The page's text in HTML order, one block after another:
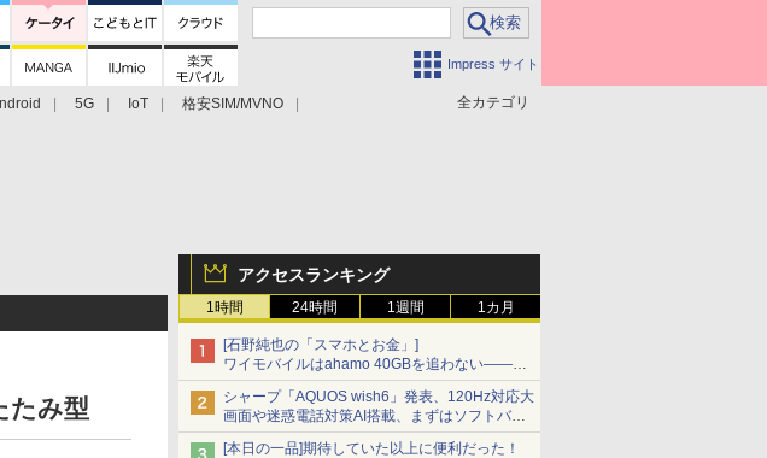
Impress サイト
全カテゴリ
5G IoT
格安SIM/MVNO
アクセスランキング
1時間 24時間 1週間 1カ月
[石野純也の「スマホとお金」]
ワイモバイルはahamo 40GBを追わない――単
身向け「超おトク割」の安さと1年限定の注意
点
シャープ「AQUOS wish6」発表、120Hz対応大
画面や迷惑電話対策AI搭載、まずはソフトバン
クの法人向け
[本日の一品]期待していた以上に便利だった！
たみ型